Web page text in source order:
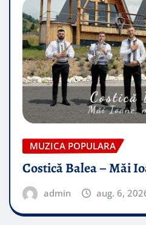
MUZICA POPULARA
Costică Balea – Măi
admin aug. 6,